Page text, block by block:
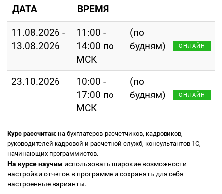
ДАТА ВРЕМЯ
11.08.2026 -
13.08.2026
11:00 -
14:00 по
МСК
(по
будням)
ОНЛАЙН
23.10.2026
10:00 -
17:00 по
МСК
(по
будням)
ОНЛАЙН
Курс рассчитан: на бухглатеров-расчетчиков, кадровиков,
руководителей кадровой и расчетной служб, консультантов 1С,
начинающих программистов.
На курсе научим использовать широкие возможности
настройки отчетов в программе и сохранять для себя
настроенные варианты.